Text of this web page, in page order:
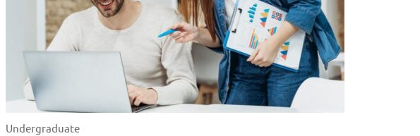
Undergraduate